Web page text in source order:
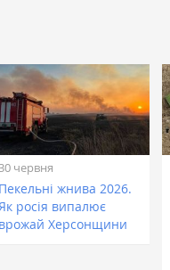
червня
Пекельні жнива 2026.
росія випалює
врожай Херсонщини